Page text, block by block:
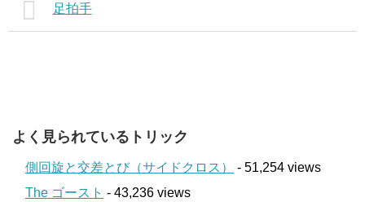
足拍手
よく見られているトリック
側回旋と交差とび（サイドクロス）
- 51,254 views
The ゴースト - 43,236 views